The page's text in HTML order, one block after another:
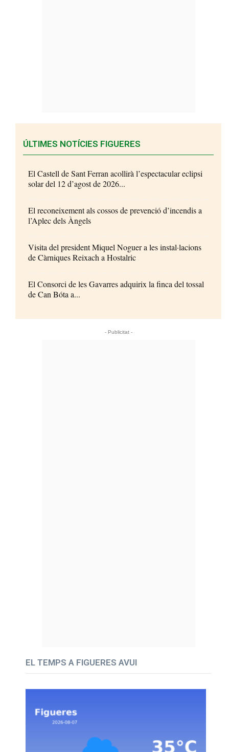
ÚLTIMES NOTÍCIES FIGUERES
El Castell de Sant Ferran acollirà l’espectacular eclipsi
solar del 12 d’agost de 2026...
El reconeixement als cossos de prevenció d’incendis a
l’Aplec dels Àngels
Visita del president Miquel Noguer a les instal·lacions
de Càrniques Reixach a Hostalric
El Consorci de les Gavarres adquirix la finca del tossal
de Can Bóta a...
- Publicitat -
EL TEMPS A FIGUERES AVUI